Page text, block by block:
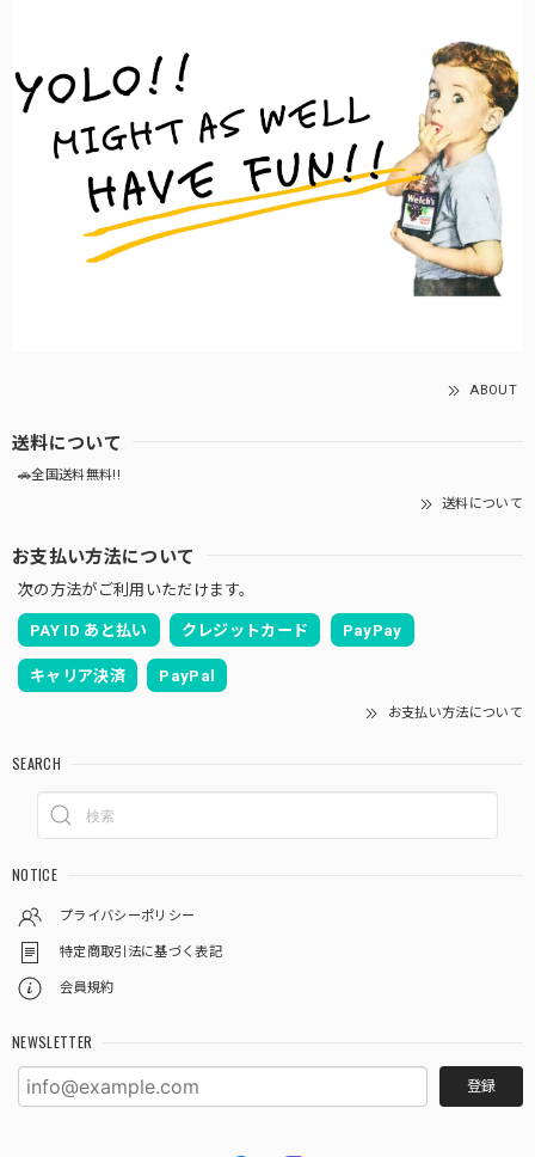
ABOUT
送料について
🚗全国送料無料!!
送料について
お支払い方法について
次の方法がご利用いただけます。
PAY ID あと払い クレジットカード PayPay
キャリア決済 PayPal
お支払い方法について
SEARCH
NOTICE
プライバシーポリシー
特定商取引法に基づく表記
会員規約
NEWSLETTER
登録